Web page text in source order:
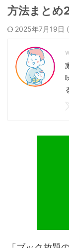
方法まとめ
2025年7月19日